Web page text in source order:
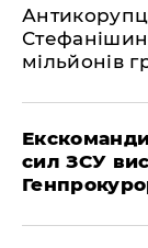
мільйонів
сил ЗСУ